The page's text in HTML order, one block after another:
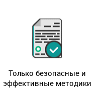
Только безопасные и
эффективные методики